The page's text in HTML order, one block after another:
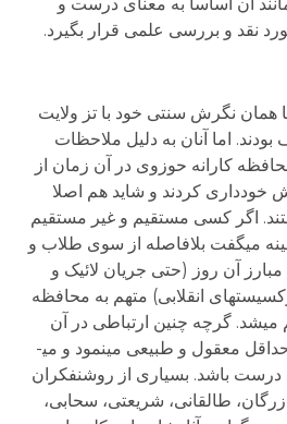
نقد و بررسی علمی قرار بگیرد.
همان نگرش سنتی خود با تز ولایت
اما آنان به دلیل ملاحظات
کارانه حوزوی در آن زمان از
خودداری کردند و شاید هم اصلا
اگر کسی مستقیم و غیر مستقیم
می­گفت بلافاصله از سوی طلاب و
آن روز (حتی جریان لائیک و
انقلابی) متهم به محافظه
می­شد. گرچه چنین ارتباطی در آن
زمان کاملا قابل قبول و حداقل معقول و طبیعی می­نمود و می­
درست باشد. بسیاری از روشنفکران
طالقانی، شریعتی، سحابی،